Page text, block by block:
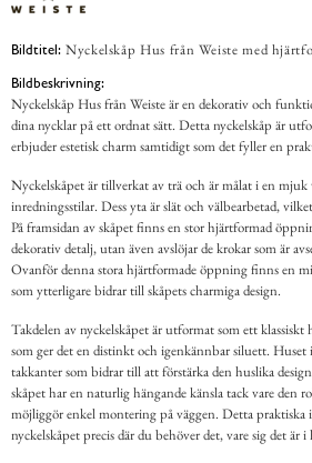
Bildtitel: Nyckelskåp Hus från Weiste med
Bildbeskrivning:
Nyckelskåp Hus från Weiste är en dekorativ och
dina nycklar på ett ordnat sätt. Detta nyckelskåp är
erbjuder estetisk charm samtidigt som det fyller en
Nyckelskåpet är tillverkat av trä och är målat i en mjuk
inredningsstilar. Dess yta är slät och välbearbetad,
På framsidan av skåpet finns en stor hjärtformad
dekorativ detalj, utan även avslöjar de krokar som är
Ovanför denna stora hjärtformade öppning finns en
som ytterligare bidrar till skåpets charmiga design.
Takdelen av nyckelskåpet är utformat som ett
som ger det en distinkt och igenkännbar siluett. Huset
takkanter som bidrar till att förstärka den huslika
skåpet har en naturlig hängande känsla tack vare den
möjliggör enkel montering på väggen. Detta praktiska
nyckelskåpet precis där du behöver det, vare sig det är